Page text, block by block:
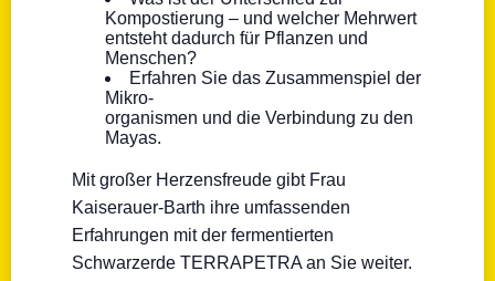
Kompostierung – und welcher Mehrwert
entsteht dadurch für Pflanzen und
Menschen?
Erfahren Sie das Zusammenspiel der
Mikro-
organismen und die Verbindung zu den
Mayas.
Mit großer Herzensfreude gibt Frau
Kaiserauer-Barth ihre umfassenden
Erfahrungen mit der fermentierten
Schwarzerde TERRAPETRA an Sie weiter.